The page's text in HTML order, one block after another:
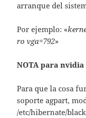
arranque del
Por ejemplo: «
ro vga=792»
NOTA para nvidia
Para que la cosa
soporte agpart,
/etc/hibernate/